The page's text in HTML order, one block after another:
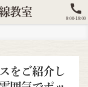
教室
9:00-19:00
をご紹介し